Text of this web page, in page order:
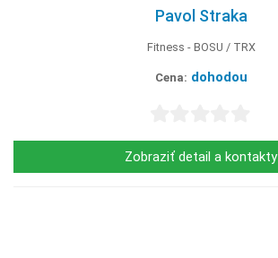
Pavol Straka
Fitness - BOSU TRX
Cena: dohodou
Zobraziť detail a kontakty